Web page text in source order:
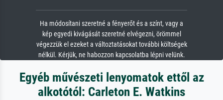
Ha módosítani szeretné a fényerőt és a színt, vagy a
kép egyedi kivágását szeretné elvégezni, örömmel
végezzük el ezeket a változtatásokat további költségek
nélkül. Kérjük, ne habozzon kapcsolatba lépni velünk.
Egyéb művészeti lenyomatok ettől az
alkotótól: Carleton E. Watkins